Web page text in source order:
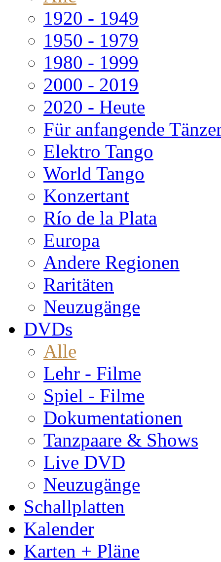
1920 - 1949
1950 - 1979
1980 - 1999
2000 - 2019
2020 - Heute
Für anfangende
Elektro Tango
World Tango
Konzertant
Río de la Plata
Europa
Andere Regionen
Raritäten
Neuzugänge
DVDs
Alle
Lehr - Filme
Spiel - Filme
Dokumentationen
Tanzpaare & Shows
Live DVD
Neuzugänge
Schallplatten
Kalender
Karten + Pläne